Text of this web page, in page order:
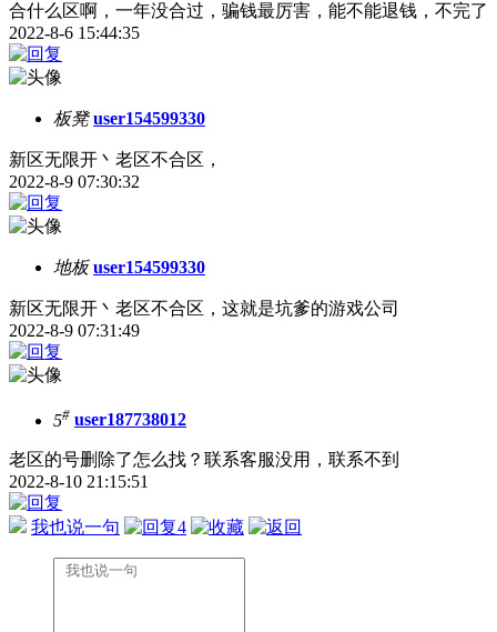
合什么区啊，一年没合过，骗钱最厉害，能不能退钱，不完了
2022-8-6 15:44:35
板凳 user154599330
新区无限开丶老区不合区，
2022-8-9 07:30:32
地板 user154599330
新区无限开丶老区不合区，这就是坑爹的游戏公司
2022-8-9 07:31:49
5# user187738012
老区的号删除了怎么找？联系客服没用，联系不到
2022-8-10 21:15:51
我也说一句 4